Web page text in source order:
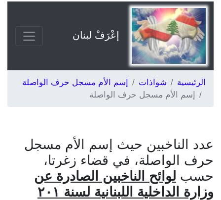
إعْرَفْ لبنان
الرئيسية شواذات
إسم الأم مسجل حرف الواصلة
إسم الأم مسجل حرف الواصلة
عدد الناخبين حيث إسم الأم مسجل
حرف الواصلة، في قضاء زغرتا،
حسب لوائح الناخبين الصادرة عن
وزارة الداخلية اللبنانية لسنة ٢٠١